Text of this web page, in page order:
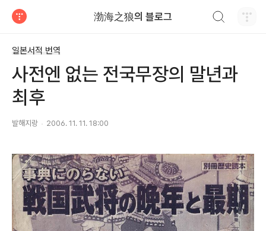
渤海之狼의 블로그
일본서적 번역
사전엔 없는 전국무장의 말년과
최후
발해지랑 2006. 11. 11. 18:00